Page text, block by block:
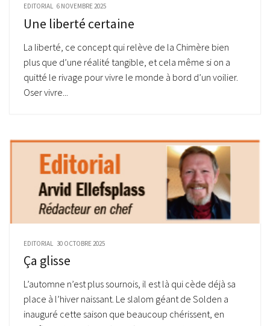
EDITORIAL 6 NOVEMBRE 2025
Une liberté certaine
La liberté, ce concept qui relève de la Chimère bien
plus que d’une réalité tangible, et cela même si on a
quitté le rivage pour vivre le monde à bord d’un voilier.
Oser vivre...
EDITORIAL 30 OCTOBRE 2025
Ça glisse
L’automne n’est plus sournois, il est là qui cède déjà sa
place à l’hiver naissant. Le slalom géant de Solden a
inauguré cette saison que beaucoup chérissent, en